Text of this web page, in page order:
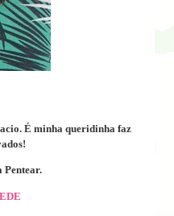
É minha queridinha faz
Pentear.